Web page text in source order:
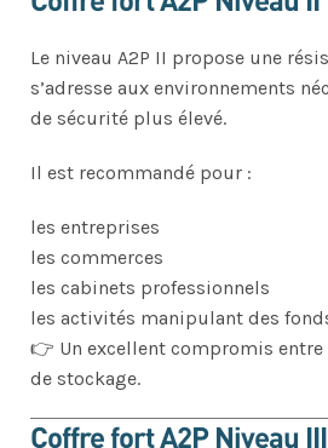
Le niveau A2P II propose une
s’adresse aux environnements
de sécurité plus élevé.
Il est recommandé pour :
les entreprises
les commerces
les cabinets professionnels
les activités manipulant des
👉 Un excellent compromis
de stockage.
Coffre fort A2P Niveau III